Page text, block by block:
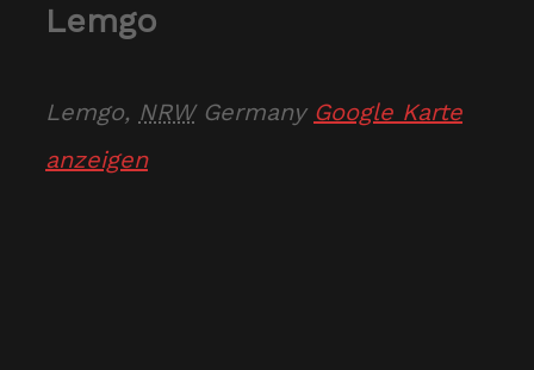
Lemgo
Lemgo, NRW Germany Google Karte
anzeigen